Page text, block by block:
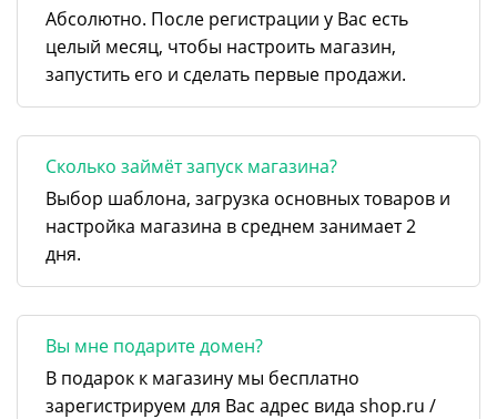
Абсолютно. После регистрации у Вас есть
целый месяц, чтобы настроить магазин,
запустить его и сделать первые продажи.
Сколько займёт запуск магазина?
Выбор шаблона, загрузка основных товаров и
настройка магазина в среднем занимает 2
дня.
Вы мне подарите домен?
В подарок к магазину мы бесплатно
зарегистрируем для Вас адрес вида shop.ru /